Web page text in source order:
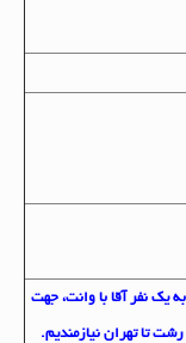
آقا با وانت، جهت
تهران نيازمنديم.